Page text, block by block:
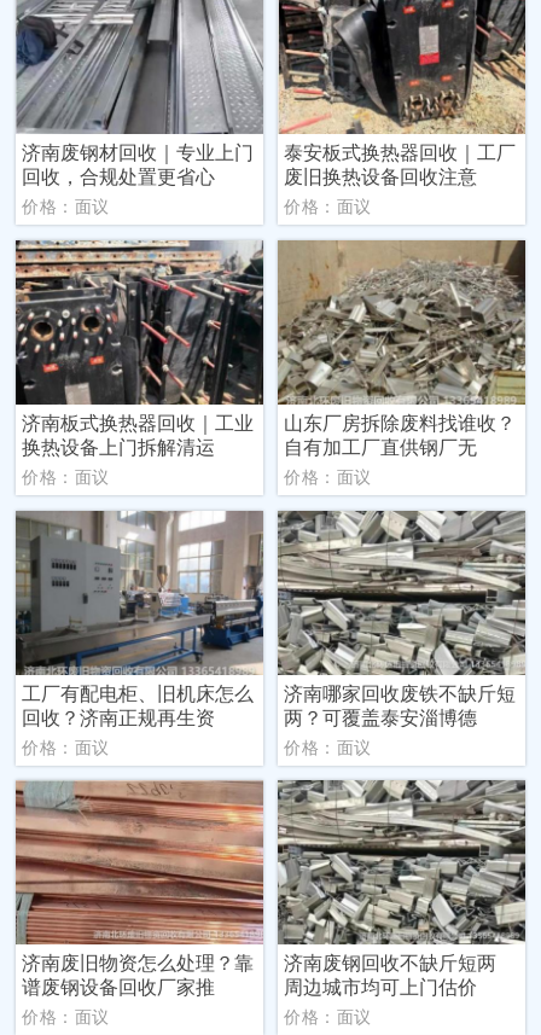
济南废钢材回收｜专业上门
回收，合规处置更省心
价格：面议
泰安板式换热器回收｜工厂
废旧换热设备回收注意
价格：面议
济南板式换热器回收｜工业
换热设备上门拆解清运
价格：面议
山东厂房拆除废料找谁收？
自有加工厂直供钢厂无
价格：面议
工厂有配电柜、旧机床怎么
回收？济南正规再生资
价格：面议
济南哪家回收废铁不缺斤短
两？可覆盖泰安淄博德
价格：面议
济南废旧物资怎么处理？靠
谱废钢设备回收厂家推
价格：面议
济南废钢回收不缺斤短两
周边城市均可上门估价
价格：面议